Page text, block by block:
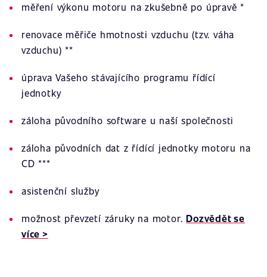
měření výkonu motoru na zkušebně po úpravě *
renovace měřiče hmotnosti vzduchu (tzv. váha
vzduchu) **
úprava Vašeho stávajícího programu řídící
jednotky
záloha původního software u naší společnosti
záloha původních dat z řídící jednotky motoru na
CD ***
asistenční služby
možnost převzetí záruky na motor.Dozvědět se
více >